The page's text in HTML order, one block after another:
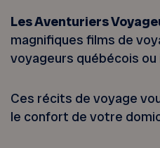
Les Aventuriers
magnifiques films de
voyageurs québécois
Ces récits de voyage
le confort de votre